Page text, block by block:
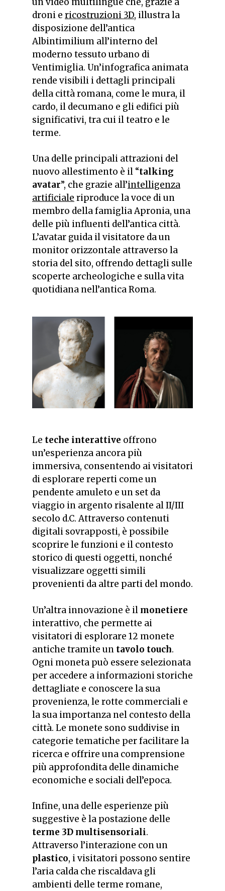
droni e ricostruzioni 3D, illustra la
disposizione dell’antica
Albintimilium all’interno del
moderno tessuto urbano di
Ventimiglia. Un’infografica animata
rende visibili i dettagli principali
della città romana, come le mura, il
cardo, il decumano e gli edifici più
significativi, tra cui il teatro e le
terme.
Una delle principali attrazioni del
nuovo allestimento è il “talking
avatar”, che grazie all’intelligenza
artificiale riproduce la voce di un
membro della famiglia Apronia, una
delle più influenti dell’antica città.
L’avatar guida il visitatore da un
monitor orizzontale attraverso la
storia del sito, offrendo dettagli sulle
scoperte archeologiche e sulla vita
quotidiana nell’antica Roma.
Le teche interattive offrono
un’esperienza ancora più
immersiva, consentendo ai visitatori
di esplorare reperti come un
pendente amuleto e un set da
viaggio in argento risalente al II/III
secolo d.C. Attraverso contenuti
digitali sovrapposti, è possibile
scoprire le funzioni e il contesto
storico di questi oggetti, nonché
visualizzare oggetti simili
provenienti da altre parti del mondo.
Un’altra innovazione è il monetiere
interattivo, che permette ai
visitatori di esplorare 12 monete
antiche tramite un tavolo touch.
Ogni moneta può essere selezionata
per accedere a informazioni storiche
dettagliate e conoscere la sua
provenienza, le rotte commerciali e
la sua importanza nel contesto della
città. Le monete sono suddivise in
categorie tematiche per facilitare la
ricerca e offrire una comprensione
più approfondita delle dinamiche
economiche e sociali dell’epoca.
Infine, una delle esperienze più
suggestive è la postazione delle
terme 3D multisensoriali.
Attraverso l’interazione con un
plastico, i visitatori possono sentire
l’aria calda che riscaldava gli
ambienti delle terme romane,